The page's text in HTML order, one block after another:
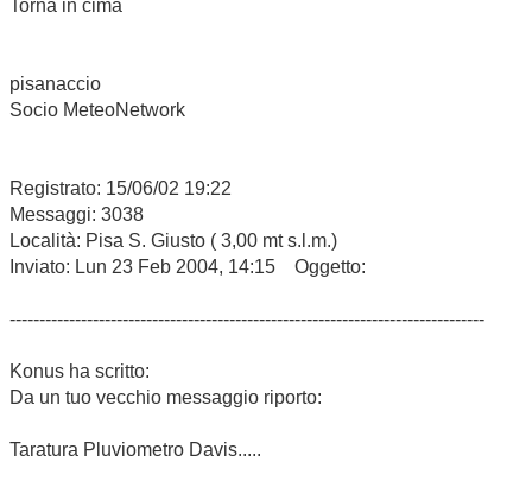
Torna in cima
pisanaccio
Socio MeteoNetwork
Registrato: 15/06/02 19:22
Messaggi: 3038
Località: Pisa S. Giusto ( 3,00 mt s.l.m.)
Inviato: Lun 23 Feb 2004, 14:15 Oggetto:
--------------------------------------------------------------------------------
Konus ha scritto:
Da un tuo vecchio messaggio riporto:
Taratura Pluviometro Davis.....